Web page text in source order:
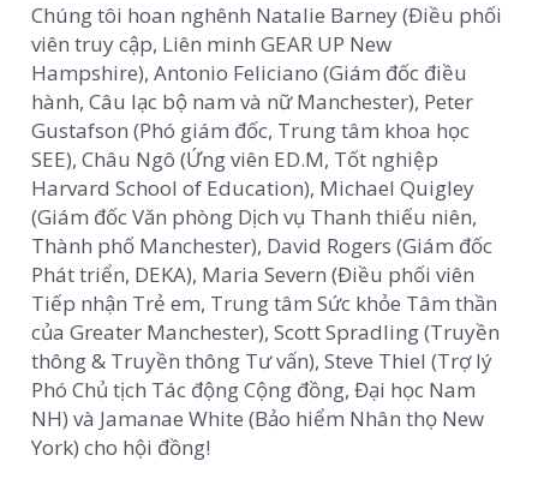
Chúng tôi hoan nghênh Natalie Barney (Điều phối
viên truy cập, Liên minh GEAR UP New
Hampshire), Antonio Feliciano (Giám đốc điều
hành, Câu lạc bộ nam và nữ Manchester), Peter
Gustafson (Phó giám đốc, Trung tâm khoa học
SEE), Châu Ngô (Ứng viên ED.M, Tốt nghiệp
Harvard School of Education), Michael Quigley
(Giám đốc Văn phòng Dịch vụ Thanh thiếu niên,
Thành phố Manchester), David Rogers (Giám đốc
Phát triển, DEKA), Maria Severn (Điều phối viên
Tiếp nhận Trẻ em, Trung tâm Sức khỏe Tâm thần
của Greater Manchester), Scott Spradling (Truyền
thông & Truyền thông Tư vấn), Steve Thiel (Trợ lý
Phó Chủ tịch Tác động Cộng đồng, Đại học Nam
NH) và Jamanae White (Bảo hiểm Nhân thọ New
York) cho hội đồng!